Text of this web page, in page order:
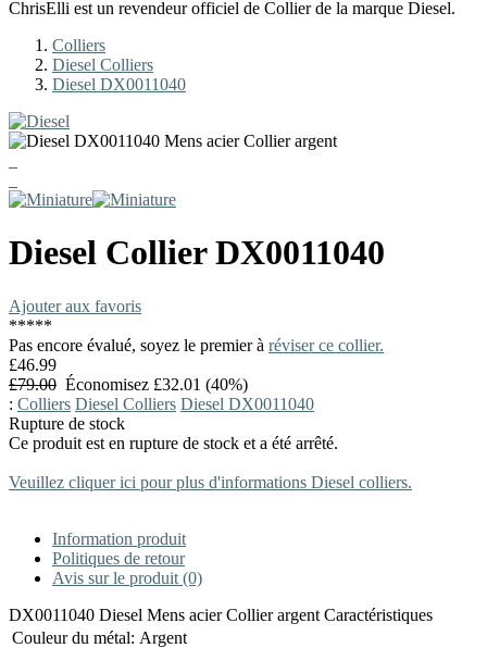
ChrisElli est un revendeur officiel de Collier de la marque Diesel.
Colliers
Diesel Colliers
Diesel DX0011040
Diesel Collier DX0011040
Ajouter aux favoris
*****
Pas encore évalué, soyez le premier à réviser ce collier.
£46.99
£79.00 Économisez £32.01 (40%)
: Colliers Diesel Colliers Diesel DX0011040
Rupture de stock
Ce produit est en rupture de stock et a été arrêté.
Veuillez cliquer ici pour plus d'informations Diesel colliers.
Information produit
Politiques de retour
Avis sur le produit (0)
DX0011040 Diesel Mens acier Collier argent Caractéristiques
Couleur du métal: Argent